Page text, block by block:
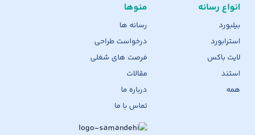
منوها
رسانه ها
درخواست طراحی
فرصت های شغلی
مقالات
درباره ما
تماس با ما
انواع رسانه
بیلبورد
استرابورد
لایت باکس
استند
همه